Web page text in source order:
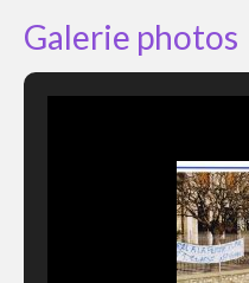
Galerie photos